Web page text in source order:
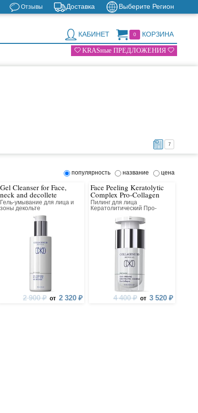
Выберите Регион
Доставка
Отзывы
0 КОРЗИНА
КАБИНЕТ
KRASные ПРЕДЛОЖЕНИЯ
7
популярность название цена
Gel Cleanser for Face,
neck and decollete
Гель-умывание для лица и
зоны декольте
2 900 ₽ от 2 320 ₽
Face Peeling Keratolytic
Complex Pro-Collagen
Пилинг для лица
Кератолитический Про-
4 400 ₽ от 3 520 ₽